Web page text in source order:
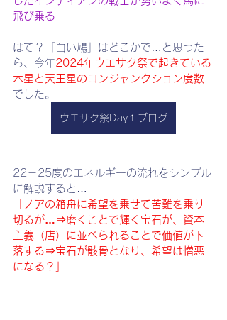
飛び乗る
はて？「白い鳩」はどこかで…と思った
ら、今年2024年ウエサク祭で起きている
木星と天王星のコンジャンクション度数
でした。
ウエサク祭Day１ブログ
22－25度のエネルギーの流れをシンプル
に解説すると…
「ノアの箱舟に希望を乗せて苦難を乗り
切るが…⇒磨くことで輝く宝石が、資本
主義（店）に並べられることで価値が下
落する⇒宝石が骸骨となり、希望は憎悪
になる？」